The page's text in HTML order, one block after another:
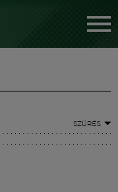
SZŰRÉS